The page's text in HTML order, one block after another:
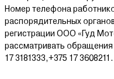
Интернет-магазин
Eland на выгодных
достаточно
предоставят Вам полную
вопросы и, если вы
Номер телефона
распорядительных
регистрации ООО «Гуд
рассматривать обращения
17 3181333,+375 17 3608211.